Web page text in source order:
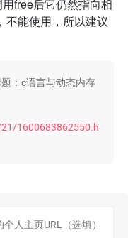
free后它仍然指向相
不能使用，所以建议
：c语言与动态内存
1600683862550.h